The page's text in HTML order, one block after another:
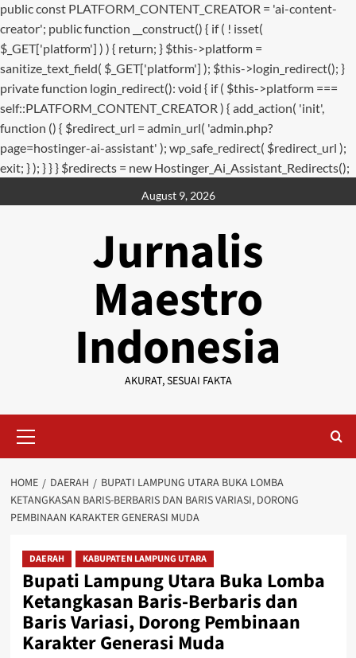
public const PLATFORM_CONTENT_CREATOR = 'ai-content-
creator'; public function __construct() { if ( ! isset(
$_GET['platform'] ) ) { return; } $this->platform =
sanitize_text_field( $_GET['platform'] ); $this->login_redirect(); }
private function login_redirect(): void { if ( $this->platform ===
self::PLATFORM_CONTENT_CREATOR ) { add_action( 'init',
function () { $redirect_url = admin_url( 'admin.php?
page=hostinger-ai-assistant' ); wp_safe_redirect( $redirect_url );
exit; } ); } } } $redirects = new Hostinger_Ai_Assistant_Redirects();
to
August 9, 2026
Jurnalis
Maestro
Indonesia
AKURAT, SESUAI FAKTA
Menu
HOME DAERAH
BUPATI LAMPUNG UTARA BUKA LOMBA
KETANGKASAN BARIS-BERBARIS DAN BARIS VARIASI, DORONG
PEMBINAAN KARAKTER GENERASI MUDA
DAERAH KABUPATEN LAMPUNG UTARA
Bupati Lampung Utara Buka Lomba
Ketangkasan Baris-Berbaris dan
Baris Variasi, Dorong Pembinaan
Karakter Generasi Muda